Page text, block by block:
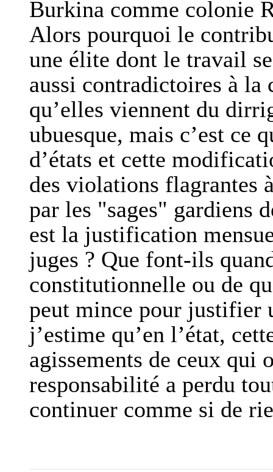
Burkina comme colonie
Alors pourquoi le
une élite dont le travail
aussi contradictoires à
qu’elles viennent du
ubuesque, mais c’est ce
d’états et cette
des violations flagrantes
par les "sages" gardiens
est la justification
juges ? Que font-ils
constitutionnelle ou de
peut mince pour justifier
j’estime qu’en l’état,
agissements de ceux qui
responsabilité a perdu
continuer comme si de